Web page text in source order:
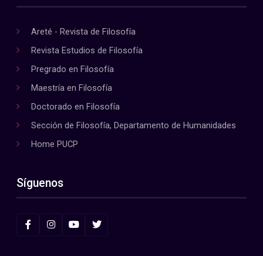
Areté - Revista de Filosofía
Revista Estudios de Filosofía
Pregrado en Filosofía
Maestría en Filosofía
Doctorado en Filosofía
Sección de Filosofía, Departamento de Humanidades
Home PUCP
Síguenos